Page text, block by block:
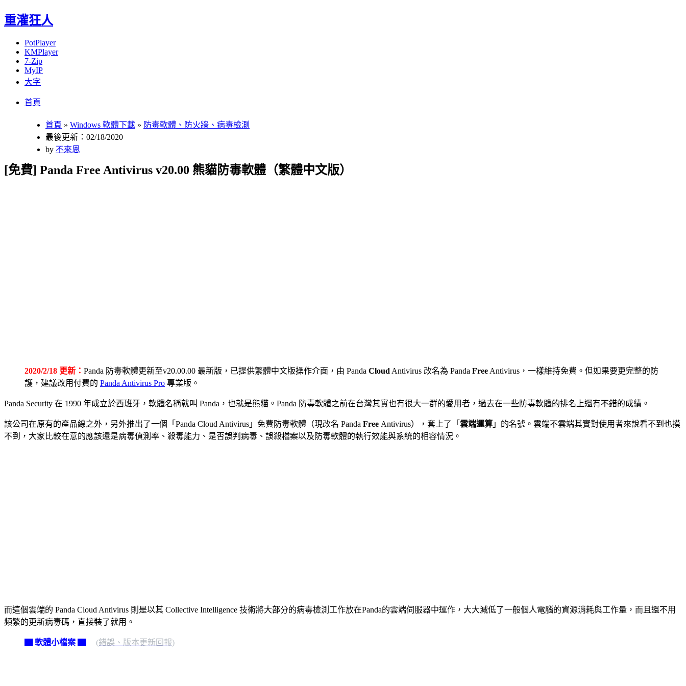
重灌狂人
PotPlayer
KMPlayer
7-Zip
MyIP
大字
首頁
首頁 » Windows 軟體下載 » 防毒軟體、防火牆、病毒檢測
最後更新：02/18/2020
by 不來恩
[免費] Panda Free Antivirus v20.00 熊貓防毒軟體（繁體中文版）
2020/2/18 更新： Panda 防毒軟體更新至v20.00.00 最新版，已提供繁體中文版操作介面，由 Panda Cloud Antivirus 改名為 Panda Free Antivirus，一樣維持免費。但如果要更完整的防
護，建議改用付費的 Panda Antivirus Pro 專業版。
Panda Security 在 1990 年成立於西班牙，軟體名稱就叫 Panda，也就是熊貓。Panda 防毒軟體之前在台灣其實也有很大一群的愛用者，過去在一些防毒軟體的排名上還有不錯的成績。
該公司在原有的產品線之外，另外推出了一個「Panda Cloud Antivirus」免費防毒軟體（現改名 Panda Free Antivirus），套上了「 雲端運算 」的名號。雲端不雲端其實對使用者來說看不到也摸
不到，大家比較在意的應該還是病毒偵測率、殺毒能力、是否誤判病毒、誤殺檔案以及防毒軟體的執行效能與系統的相容情況。
而這個雲端的 Panda Cloud Antivirus 則是以其 Collective Intelligence 技術將大部分的病毒檢測工作放在Panda的雲端伺服器中運作，大大減低了一般個人電腦的資源消耗與工作量，而且還不用
頻繁的更新病毒碼，直接裝了就用。
▇ 軟體小檔案 ▇ (錯誤、版本更新回報)